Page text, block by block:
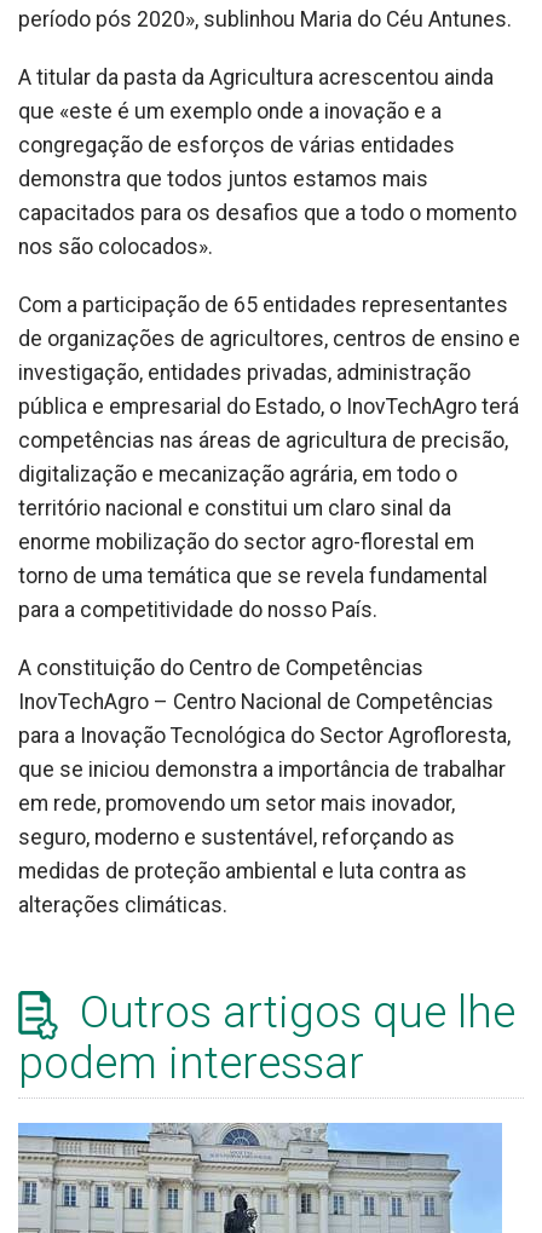
período pós 2020», sublinhou Maria do Céu Antunes.
A titular da pasta da Agricultura acrescentou ainda
que «este é um exemplo onde a inovação e a
congregação de esforços de várias entidades
demonstra que todos juntos estamos mais
capacitados para os desafios que a todo o momento
nos são colocados».
Com a participação de 65 entidades representantes
de organizações de agricultores, centros de ensino e
investigação, entidades privadas, administração
pública e empresarial do Estado, o InovTechAgro terá
competências nas áreas de agricultura de precisão,
digitalização e mecanização agrária, em todo o
território nacional e constitui um claro sinal da
enorme mobilização do sector agro-florestal em
torno de uma temática que se revela fundamental
para a competitividade do nosso País.
A constituição do Centro de Competências
InovTechAgro – Centro Nacional de Competências
para a Inovação Tecnológica do Sector Agrofloresta,
que se iniciou demonstra a importância de trabalhar
em rede, promovendo um setor mais inovador,
seguro, moderno e sustentável, reforçando as
medidas de proteção ambiental e luta contra as
alterações climáticas.
Outros artigos que lhe
podem interessar